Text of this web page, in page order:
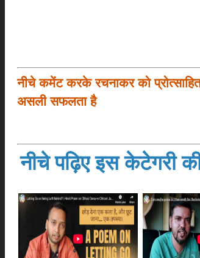
नीचे कमेंट करके रचनाकर को
असली सफलता है
नीचे पढ़िए इस केटेगरी